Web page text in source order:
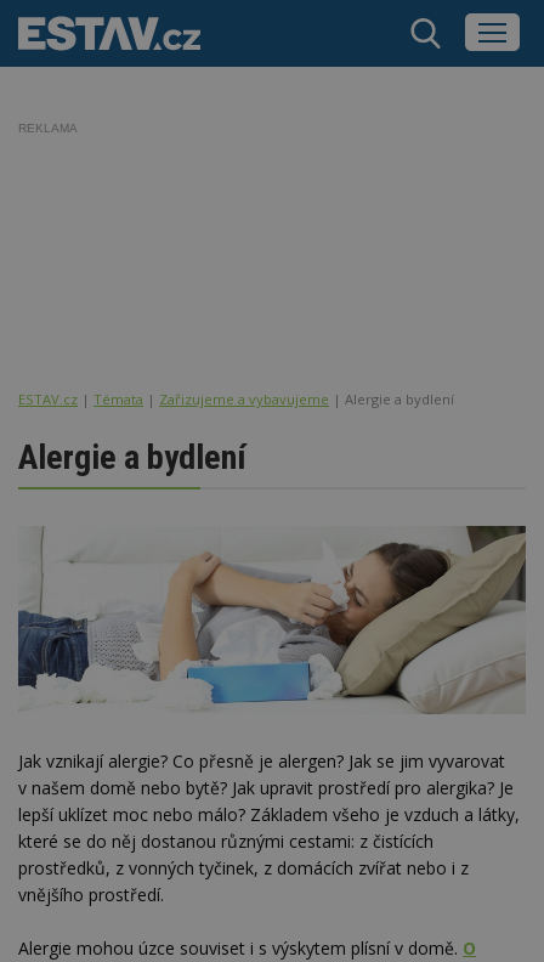
REKLAMA
ESTAV.cz Témata Zařizujeme a vybavujeme Alergie a bydlení
Alergie a bydlení
Jak vznikají alergie? Co přesně je alergen? Jak se jim vyvarovat
v našem domě nebo bytě? Jak upravit prostředí pro alergika? Je
lepší uklízet moc nebo málo? Základem všeho je vzduch a látky,
které se do něj dostanou různými cestami: z čistících
prostředků, z vonných tyčinek, z domácích zvířat nebo i z
vnějšího prostředí.
Alergie mohou úzce souviset i s výskytem plísní v domě. O